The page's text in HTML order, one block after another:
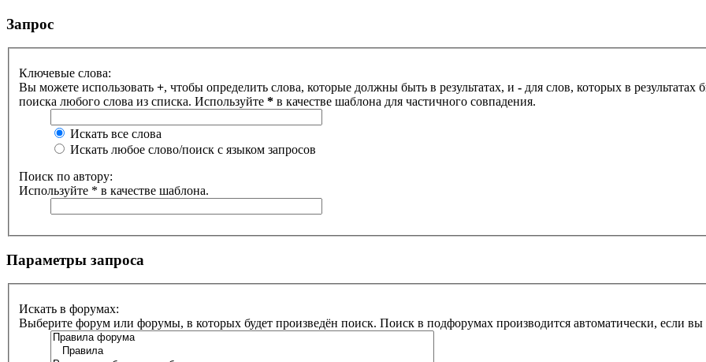
Запрос
Ключевые слова:
Вы можете использовать +, чтобы определить слова, которые должны быть в результатах, и - для слов, которых в
поиска любого слова из списка. Используйте * в качестве шаблона для частичного совпадения.
Искать все слова
Искать любое слово/поиск с языком запросов
Поиск по автору:
Используйте * в качестве шаблона.
Параметры запроса
Искать в форумах:
Выберите форум или форумы, в которых будет произведён поиск. Поиск в подфорумах производится автоматически, если